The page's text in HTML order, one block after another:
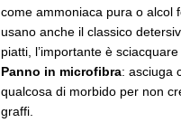
come ammoniaca pura o alcol
usano anche il classico
piatti, l’importante è sciacquare
Panno in microfibra: asciuga
qualcosa di morbido per non
graffi.